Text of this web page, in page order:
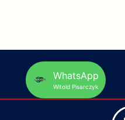
WhatsApp
Witold Pisarczyk